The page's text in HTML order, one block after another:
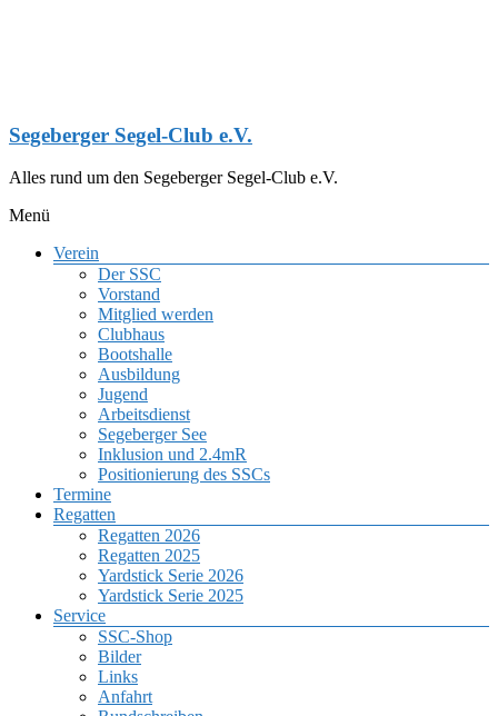
Segeberger Segel-Club e.V.
Alles rund um den Segeberger Segel-Club e.V.
Menü
Verein
Der SSC
Vorstand
Mitglied werden
Clubhaus
Bootshalle
Ausbildung
Jugend
Arbeitsdienst
Segeberger See
Inklusion und 2.4mR
Positionierung des SSCs
Termine
Regatten
Regatten 2026
Regatten 2025
Yardstick Serie 2026
Yardstick Serie 2025
Service
SSC-Shop
Bilder
Links
Anfahrt